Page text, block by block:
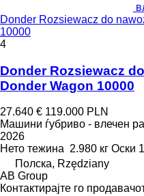
Donder Rozsiewacz do
10000
4
Donder Rozsiewacz
Donder Wagon 10000
27.640 € 119.000 PLN
Машини ѓубриво - влечен
2026
Нето тежина 2.980 кг Оски 1
Полска, Rzędziany
AB Group
Контактирајте го